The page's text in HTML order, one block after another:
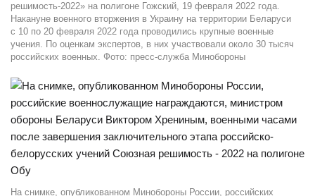
решимость-2022» на полигоне Гожский, 19 февраля 2022 года.
Накануне военного вторжения в Украину на территории Беларуси
с 10 по 20 февраля 2022 года проводились крупные военные
учения. По оценкам экспертов, в них участвовали около 30 тысяч
российских военных. Фото: пресс-служба Минобороны
На снимке, опубликованном Минобороны России, российских